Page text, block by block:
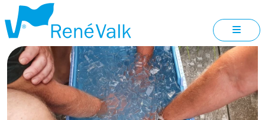
EXPERIENCE
BEVERWIJK